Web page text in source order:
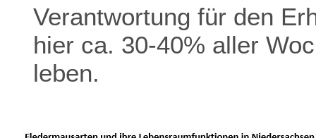
Verantwortung für den
hier ca. 30-40% aller
leben.